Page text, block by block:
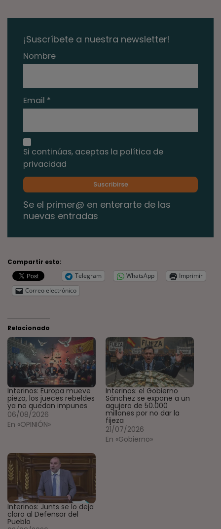
¡Suscríbete a nuestra newsletter!
Nombre
Email *
Si continúas, aceptas la política de
privacidad
Se el primer@ en enterarte de las
nuevas entradas
Compartir esto:
Telegram
WhatsApp
Imprimir
Correo electrónico
Relacionado
Interinos: Europa mueve
pieza, los jueces rebeldes
ya no quedan impunes
06/08/2026
En «OPINIÓN»
Interinos: el Gobierno
Sánchez se expone a un
agujero de 50.000
millones por no dar la
fijeza
21/07/2026
En «Gobierno»
Interinos: Junts se lo deja
claro al Defensor del
Pueblo